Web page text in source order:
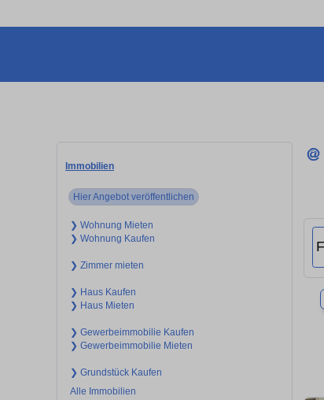
Immobilien
Hier Angebot veröffentlichen
❯ Wohnung Mieten
❯ Wohnung Kaufen
❯ Zimmer mieten
❯ Haus Kaufen
❯ Haus Mieten
❯ Gewerbeimmobilie Kaufen
❯ Gewerbeimmobilie Mieten
❯ Grundstück Kaufen
Alle Immobilien